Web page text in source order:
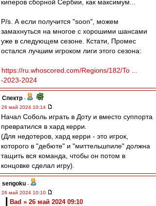
киперов сборной Сербии, как максимум...
P/s. А если получится "soon", можем
замахнуться на многое с хорошими шансами
уже в следующем сезоне. Кстати, Промес
остался лучшим игроком лиги этого сезона:
https://ru.whoscored.com/Regions/182/To ...
-2023-2024
Спектр -
26 май 2024 10:14
Начал Соболь играть в Доту и вместо суппорта
превратился в хард керри.
(Для недотеров, хард керри - это игрок,
которого в "дебюте" и "миттельшпиле" должна
тащить вся команда, чтобы он потом в
концовке сделал игру).
sengoku -
26 май 2024 10:10
Bad » 26 май 2024 09:10